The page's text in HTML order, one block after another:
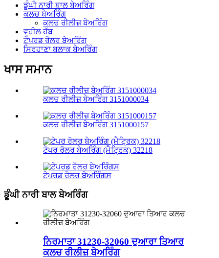
ਡੂੰਘੀ ਨਾਰੀ ਬਾਲ ਬੇਅਰਿੰਗ
ਕਲਚ ਬੇਅਰਿੰਗ
ਕਲਚ ਰੀਲੀਜ਼ ਬੇਅਰਿੰਗ
ਵ੍ਹੀਲ ਹੱਬ
ਟੇਪਰਡ ਰੋਲਰ ਬੇਅਰਿੰਗ
ਸਿਰਹਾਣਾ ਬਲਾਕ ਬੇਅਰਿੰਗ
ਖਾਸ ਸਮਾਨ
ਕਲਚ ਰੀਲੀਜ਼ ਬੇਅਰਿੰਗ 3151000034
ਕਲਚ ਰੀਲੀਜ਼ ਬੇਅਰਿੰਗ 3151000157
ਟੇਪਰ ਰੋਲਰ ਬੇਅਰਿੰਗ (ਮੈਟ੍ਰਿਕ) 32218
ਟੇਪਰਡ ਰੋਲਰ ਬੇਅਰਿੰਗਸ
ਡੂੰਘੀ ਨਾਰੀ ਬਾਲ ਬੇਅਰਿੰਗ
ਨਿਰਮਾਤਾ 31230-32060 ਦੁਆਰਾ ਤਿਆਰ
ਕਲਚ ਰੀਲੀਜ਼ ਬੇਅਰਿੰਗ